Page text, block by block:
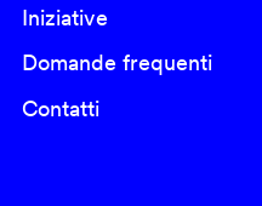
Iniziative
Domande frequenti
Contatti